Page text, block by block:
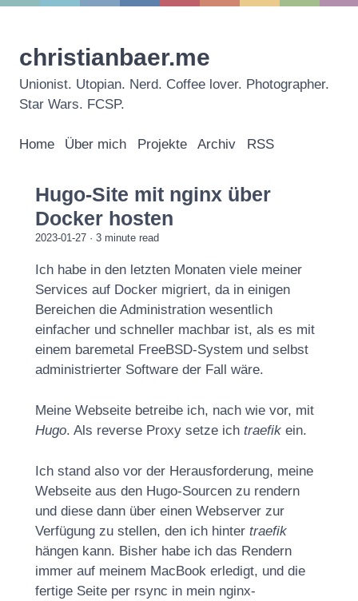
christianbaer.me
Unionist. Utopian. Nerd. Coffee lover. Photographer.
Star Wars. FCSP.
Home Über mich Projekte Archiv RSS
Hugo-Site mit nginx über
Docker hosten
2023-01-27 · 3 minute read
Ich habe in den letzten Monaten viele meiner
Services auf Docker migriert, da in einigen
Bereichen die Administration wesentlich
einfacher und schneller machbar ist, als es mit
einem baremetal FreeBSD-System und selbst
administrierter Software der Fall wäre.
Meine Webseite betreibe ich, nach wie vor, mit
Hugo. Als reverse Proxy setze ich traefik ein.
Ich stand also vor der Herausforderung, meine
Webseite aus den Hugo-Sourcen zu rendern
und diese dann über einen Webserver zur
Verfügung zu stellen, den ich hinter traefik
hängen kann. Bisher habe ich das Rendern
immer auf meinem MacBook erledigt, und die
fertige Seite per rsync in mein nginx-